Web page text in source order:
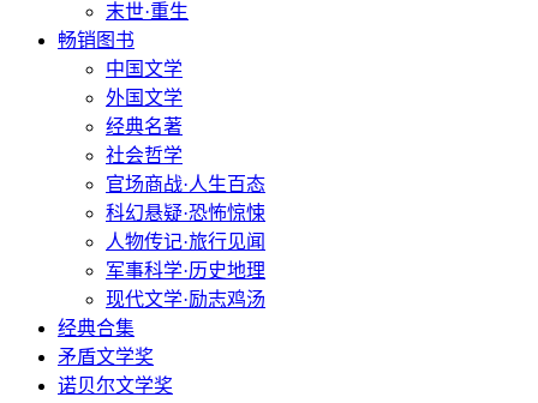
末世·重生
畅销图书
中国文学
外国文学
经典名著
社会哲学
官场商战·人生百态
科幻悬疑·恐怖惊悚
人物传记·旅行见闻
军事科学·历史地理
现代文学·励志鸡汤
经典合集
矛盾文学奖
诺贝尔文学奖